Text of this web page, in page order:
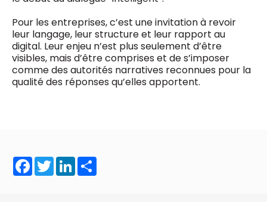
Pour les entreprises, c’est une invitation à revoir
leur langage, leur structure et leur rapport au
digital. Leur enjeu n’est plus seulement d’être
visibles, mais d’être comprises et de s’imposer
comme des autorités narratives reconnues pour la
qualité des réponses qu’elles apportent.
Facebook
TwitterLinkedIn